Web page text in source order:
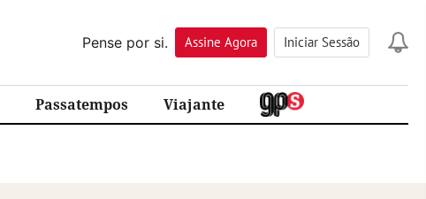
Pense por si.
Assine Agora Iniciar Sessão
Passatempos Viajante